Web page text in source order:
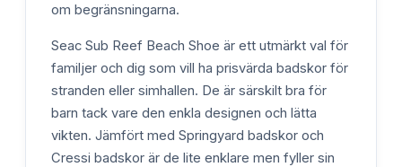
om begränsningarna.
Seac Sub Reef Beach Shoe är ett utmärkt val för
familjer och dig som vill ha prisvärda badskor för
stranden eller simhallen. De är särskilt bra för
barn tack vare den enkla designen och lätta
vikten. Jämfört med Springyard badskor och
Cressi badskor är de lite enklare men fyller sin